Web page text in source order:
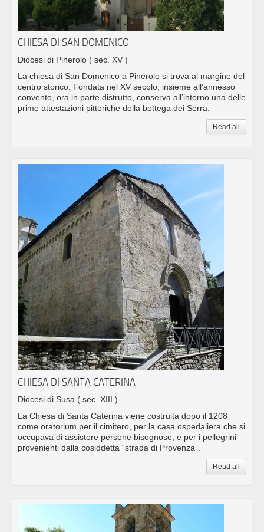
CHIESA DI SAN DOMENICO
Diocesi di Pinerolo ( sec. XV )
La chiesa di San Domenico a Pinerolo si trova al margine del
centro storico. Fondata nel XV secolo, insieme all’annesso
convento, ora in parte distrutto, conserva all’interno una delle
prime attestazioni pittoriche della bottega dei Serra.
Read all
CHIESA DI SANTA CATERINA
Diocesi di Susa ( sec. XIII )
La Chiesa di Santa Caterina viene costruita dopo il 1208
come oratorium per il cimitero, per la casa ospedaliera che si
occupava di assistere persone bisognose, e per i pellegrini
provenienti dalla cosiddetta “strada di Provenza”.
Read all